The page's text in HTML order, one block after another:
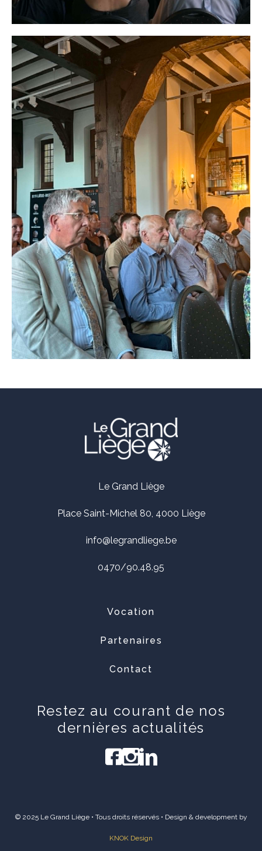
Le Grand Liège
Place Saint-Michel 80, 4000 Liège
info@legrandliege.be
0470/90.48.95
Vocation
Partenaires
Contact
Restez au courant de nos
dernières actualités
© 2025 Le Grand Liège • Tous droits réservés • Design & development by
KNOK Design